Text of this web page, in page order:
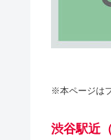
※本ページは
渋谷駅近